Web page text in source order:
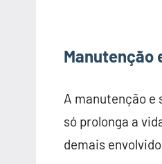
Manutenção
A manutenção e
só prolonga a
demais